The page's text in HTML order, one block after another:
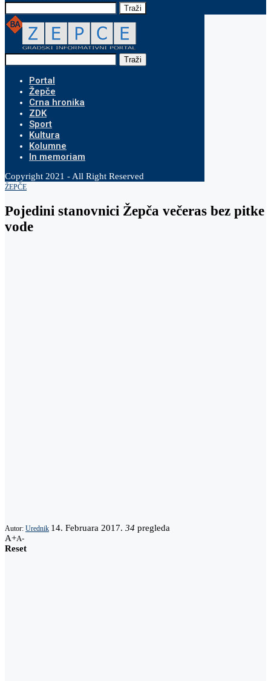
Traži
Traži
Portal
Žepče
Crna hronika
ZDK
Sport
Kultura
Kolumne
In memoriam
Copyright 2021 - All Right Reserved
ŽEPČE
Pojedini stanovnici Žepča večeras bez pitke
vode
Autor: Urednik 14. Februara 2017. 34 pregleda
A+A-
Reset